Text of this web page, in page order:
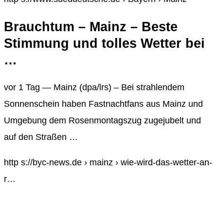
Brauchtum – Mainz – Beste
Stimmung und tolles Wetter bei
…
vor 1 Tag — Mainz (dpa/lrs) – Bei strahlendem
Sonnenschein haben Fastnachtfans aus Mainz und
Umgebung dem Rosenmontagszug zugejubelt und
auf den Straßen …
http s://byc-news.de › mainz › wie-wird-das-wetter-an-
r…